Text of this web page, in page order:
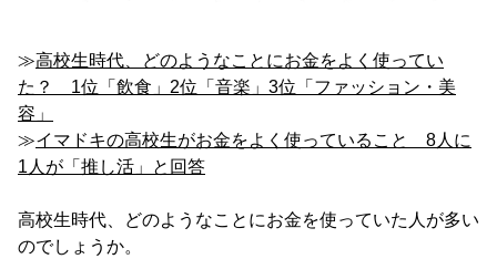
≫高校生時代、どのようなことにお金をよく使ってい
た？ 1位「飲食」2位「音楽」3位「ファッション・美
容」
≫イマドキの高校生がお金をよく使っていること 8人に
1人が「推し活」と回答
高校生時代、どのようなことにお金を使っていた人が多い
のでしょうか。